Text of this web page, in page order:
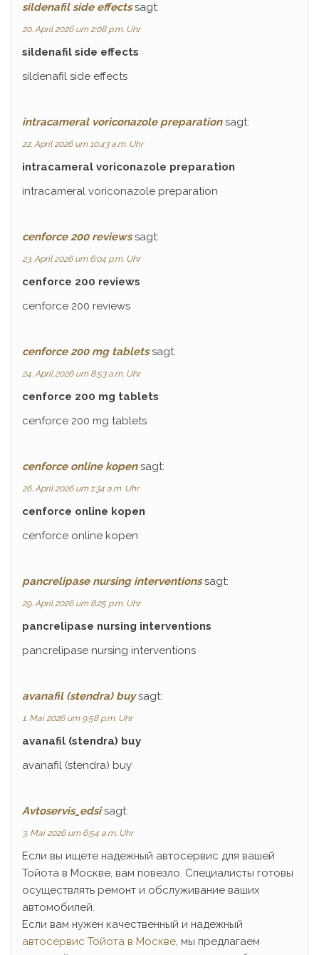
sildenafil side effects sagt:
20. April 2026 um 2:08 p.m. Uhr
sildenafil side effects
sildenafil side effects
intracameral voriconazole preparation sagt:
22. April 2026 um 10:43 a.m. Uhr
intracameral voriconazole preparation
intracameral voriconazole preparation
cenforce 200 reviews sagt:
23. April 2026 um 6:04 p.m. Uhr
cenforce 200 reviews
cenforce 200 reviews
cenforce 200 mg tablets sagt:
24. April 2026 um 8:53 a.m. Uhr
cenforce 200 mg tablets
cenforce 200 mg tablets
cenforce online kopen sagt:
26. April 2026 um 1:34 a.m. Uhr
cenforce online kopen
cenforce online kopen
pancrelipase nursing interventions sagt:
29. April 2026 um 8:25 p.m. Uhr
pancrelipase nursing interventions
pancrelipase nursing interventions
avanafil (stendra) buy sagt:
1. Mai 2026 um 9:58 p.m. Uhr
avanafil (stendra) buy
avanafil (stendra) buy
Avtoservis_edsi sagt:
3. Mai 2026 um 6:54 a.m. Uhr
Если вы ищете надежный автосервис для вашей
Тойота в Москве, вам повезло. Специалисты готовы
осуществлять ремонт и обслуживание ваших
автомобилей.
Если вам нужен качественный и надежный
автосервис Тойота в Москве, мы предлагаем